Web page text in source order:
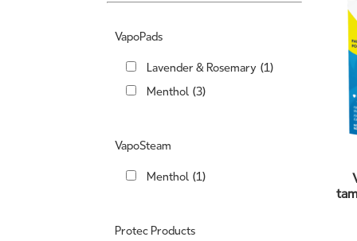
VapoPads
Lavender & Rosemary (1)
Menthol (3)
VapoSteam
Menthol (1)
Protec Products